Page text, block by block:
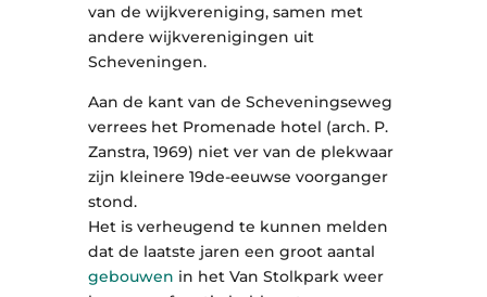
van de wijkvereniging, samen met
andere wijkverenigingen uit
Scheveningen.
Aan de kant van de Scheveningseweg
verrees het Promenade hotel (arch. P.
Zanstra, 1969) niet ver van de plekwaar
zijn kleinere 19de-eeuwse voorganger
stond.
Het is verheugend te kunnen melden
dat de laatste jaren een groot aantal
gebouwen in het Van Stolkpark weer